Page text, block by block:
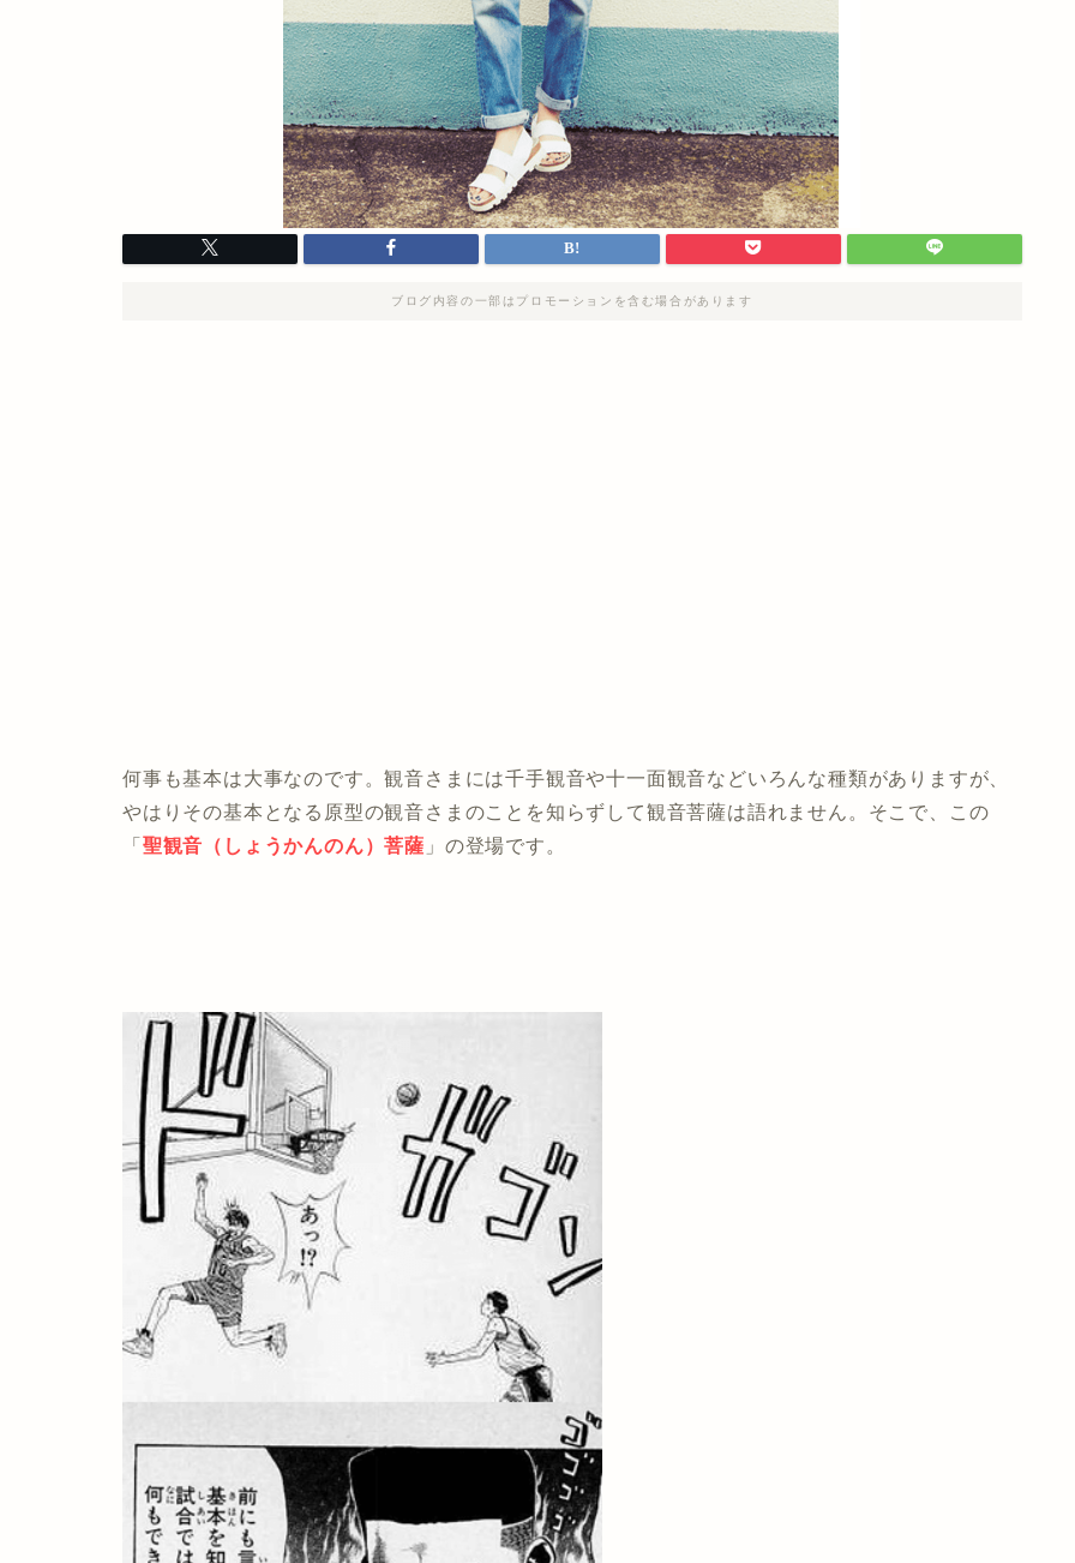
ブログ内容の一部はプロモーションを含む場合があります
何事も基本は大事なのです。観音さまには千手観音や十一面観音などいろんな種類がありますが、
やはりその基本となる原型の観音さまのことを知らずして観音菩薩は語れません。そこで、この
「 聖観音（しょうかんのん）菩薩 」の登場です。